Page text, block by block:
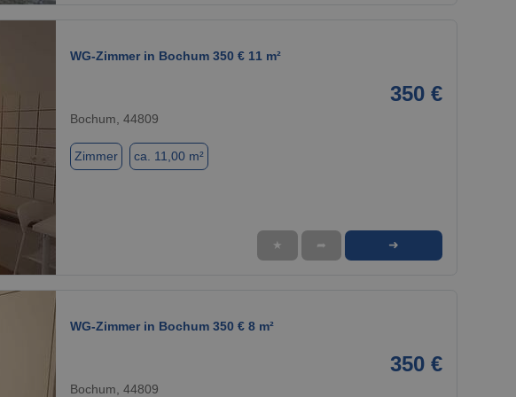
1 / 1
WG-Zimmer in Bochum 350 € 11 m²
350 €
Bochum, 44809
Zimmer ca. 11,00 m²
★ ➦ ➜
WG-Zimmer in Bochum 350 € 8 m²
350 €
Bochum, 44809